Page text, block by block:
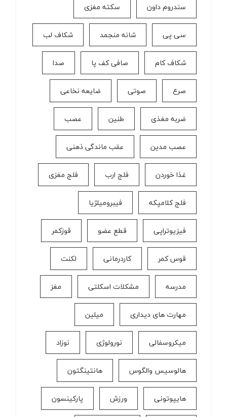
سندروم داون سکته مغزی
سی پی شانه منجمد شکاف لب
شکاف کام صافی کف پا صدا
صرع صوتی ضایعه نخاعی
ضربه مغذی طنین عصب
عصب مدین عقب ماندگی ذهنی
غذا خوردن فلج ارب فلج مغزی
فلج کلامپکه فیبرومیلژیا
فیزیوتراپی قطع عضو قوزکمر
قوس کمر كاردرمانی لکنت
مدرسه مشکلات اسکلتی مغز
مهارت های دیداری میلین
میکروسفالی نورولوژی نوزاد
هالوسیس والگوس هانتینگتون
هایپوتونی ورزش پارکینسون